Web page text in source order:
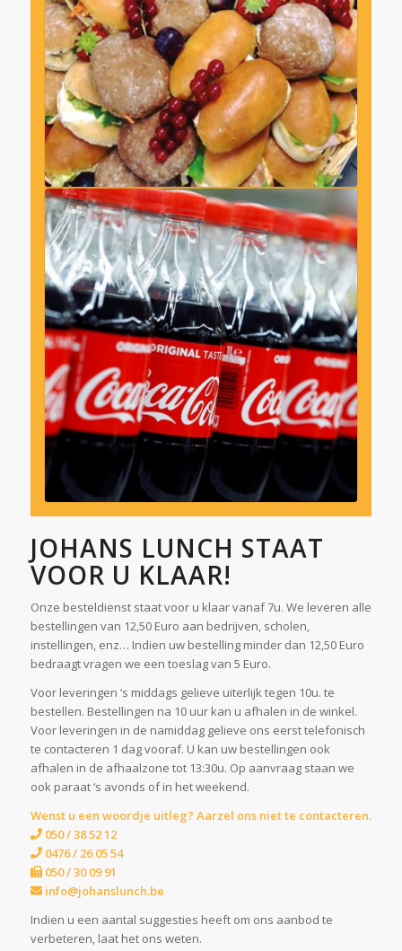
JOHANS LUNCH STAAT
VOOR U KLAAR!
Onze besteldienst staat voor u klaar vanaf 7u. We leveren alle
bestellingen van 12,50 Euro aan bedrijven, scholen,
instellingen, enz… Indien uw bestelling minder dan 12,50 Euro
bedraagt vragen we een toeslag van 5 Euro.
Voor leveringen ‘s middags gelieve uiterlijk tegen 10u. te
bestellen. Bestellingen na 10 uur kan u afhalen in de winkel.
Voor leveringen in de namiddag gelieve ons eerst telefonisch
te contacteren 1 dag vooraf. U kan uw bestellingen ook
afhalen in de afhaalzone tot 13:30u. Op aanvraag staan we
ook paraat ‘s avonds of in het weekend.
Wenst u een woordje uitleg? Aarzel ons niet te contacteren.
050 / 38 52 12
0476 / 26 05 54
050 / 30 09 91
info@johanslunch.be
Indien u een aantal suggesties heeft om ons aanbod te
verbeteren, laat het ons weten.